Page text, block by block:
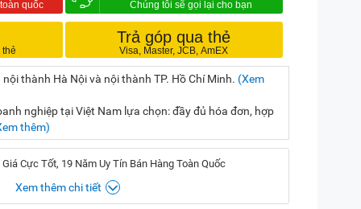
Trả góp qua thẻ
thành Hà Nội và nội thành TP. Hồ Chí Minh. (Xem
nghiệp tại Việt Nam lựa chọn: đầy đủ hóa đơn, hợp
thêm)
Cực Tốt, 19 Năm Uy Tín Bán Hàng Toàn Quốc
Xem thêm chi tiết